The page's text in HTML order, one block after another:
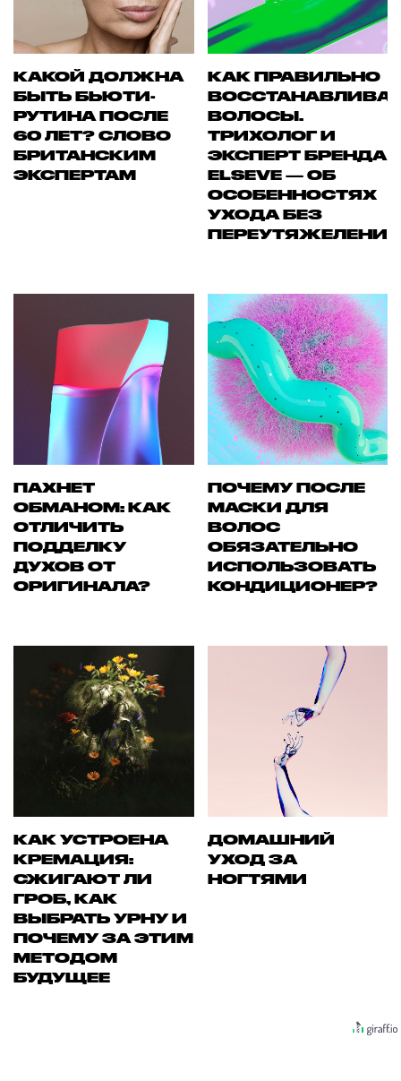
КАКОЙ ДОЛЖНА
БЫТЬ БЬЮТИ-
РУТИНА ПОСЛЕ
60 ЛЕТ? СЛОВО
БРИТАНСКИМ
ЭКСПЕРТАМ
КАК ПРАВИЛЬНО
ВОЛОСЫ.
ТРИХОЛОГ И
ЭКСПЕРТ БРЕНДА
ELSEVE — ОБ
ОСОБЕННОСТЯХ
УХОДА БЕЗ
ПЕРЕУТЯЖЕЛЕНИЯ
ПАХНЕТ
ОБМАНОМ: КАК
ОТЛИЧИТЬ
ПОДДЕЛКУ
ДУХОВ ОТ
ОРИГИНАЛА?
ПОЧЕМУ ПОСЛЕ
МАСКИ ДЛЯ
ВОЛОС
ОБЯЗАТЕЛЬНО
ИСПОЛЬЗОВАТЬ
КОНДИЦИОНЕР?
КАК УСТРОЕНА
КРЕМАЦИЯ:
СЖИГАЮТ ЛИ
ГРОБ, КАК
ВЫБРАТЬ УРНУ И
ПОЧЕМУ ЗА ЭТИМ
МЕТОДОМ
БУДУЩЕЕ
ДОМАШНИЙ
УХОД ЗА
НОГТЯМИ